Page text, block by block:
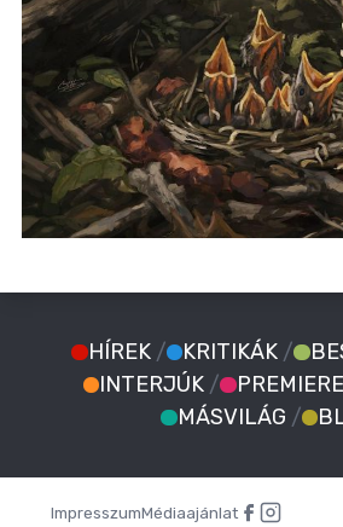
HÍREK / KRITIKÁK /
INTERJÚK /
MÁSVILÁG /
ImpresszumMédiaajánlat